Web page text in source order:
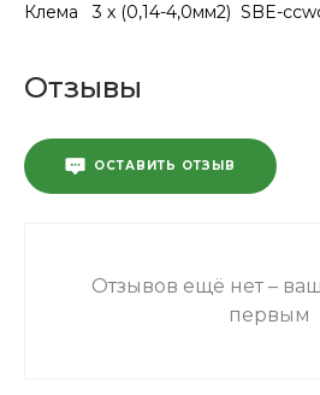
Клема 3 х (0,14-4,0мм2) SBE-
Отзывы
ОСТАВИТЬ ОТЗЫВ
Отзывов ещё нет –
первым